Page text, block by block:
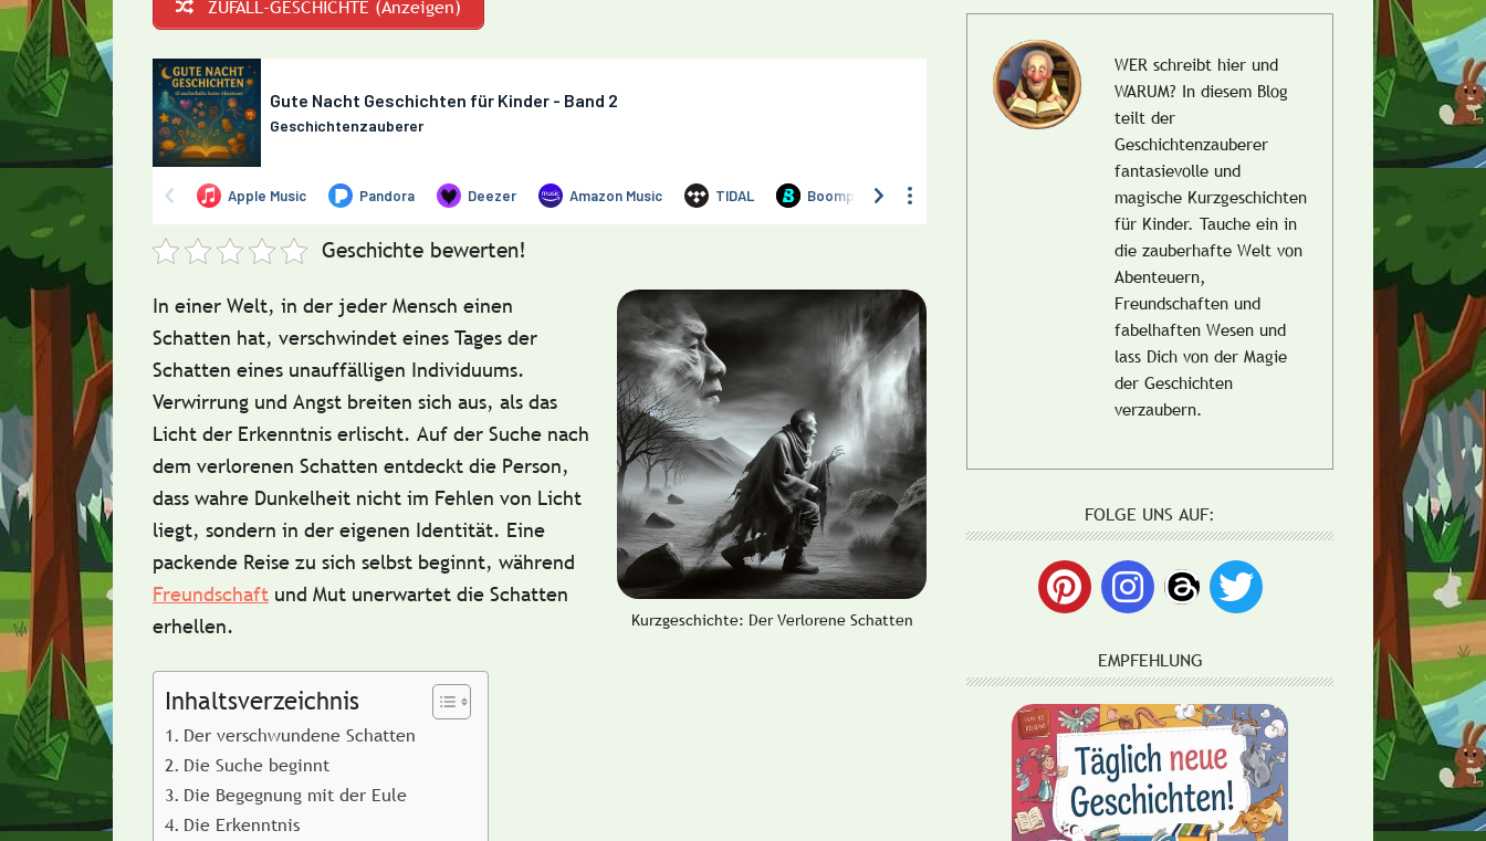
ZUFALL-GESCHICHTE (Anzeigen)
Geschichte bewerten!
Kurzgeschichte: Der Verlorene Schatten
In einer Welt, in der jeder Mensch einen
Schatten hat, verschwindet eines Tages der
Schatten eines unauffälligen Individuums.
Verwirrung und Angst breiten sich aus, als das
Licht der Erkenntnis erlischt. Auf der Suche nach
dem verlorenen Schatten entdeckt die Person,
dass wahre Dunkelheit nicht im Fehlen von Licht
liegt, sondern in der eigenen Identität. Eine
packende Reise zu sich selbst beginnt, während
Freundschaft und Mut unerwartet die Schatten
erhellen.
Inhaltsverzeichnis
Der verschwundene Schatten
Die Suche beginnt
Die Begegnung mit der Eule
Die Erkenntnis
WER schreibt hier und
WARUM? In diesem Blog
teilt der
Geschichtenzauberer
fantasievolle und
magische Kurzgeschichten
für Kinder. Tauche ein in
die zauberhafte Welt von
Abenteuern,
Freundschaften und
fabelhaften Wesen und
lass Dich von der Magie
der Geschichten
verzaubern.
FOLGE UNS AUF:
EMPFEHLUNG